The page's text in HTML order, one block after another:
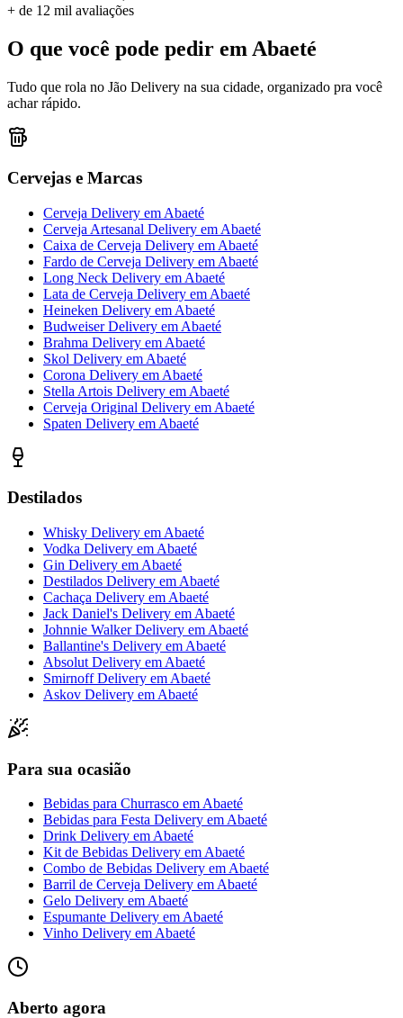
+ de 12 mil avaliações
O que você pode pedir emAbaeté
Tudo que rola no Jão Delivery na sua cidade, organizado pra você
achar rápido.
Cervejas e Marcas
Cerveja Delivery em Abaeté
Cerveja Artesanal Delivery em Abaeté
Caixa de Cerveja Delivery em Abaeté
Fardo de Cerveja Delivery em Abaeté
Long Neck Delivery em Abaeté
Lata de Cerveja Delivery em Abaeté
Heineken Delivery em Abaeté
Budweiser Delivery em Abaeté
Brahma Delivery em Abaeté
Skol Delivery em Abaeté
Corona Delivery em Abaeté
Stella Artois Delivery em Abaeté
Cerveja Original Delivery em Abaeté
Spaten Delivery em Abaeté
Destilados
Whisky Delivery em Abaeté
Vodka Delivery em Abaeté
Gin Delivery em Abaeté
Destilados Delivery em Abaeté
Cachaça Delivery em Abaeté
Jack Daniel's Delivery em Abaeté
Johnnie Walker Delivery em Abaeté
Ballantine's Delivery em Abaeté
Absolut Delivery em Abaeté
Smirnoff Delivery em Abaeté
Askov Delivery em Abaeté
Para sua ocasião
Bebidas para Churrasco emAbaeté
Bebidas para Festa Delivery emAbaeté
Drink Delivery emAbaeté
Kit de Bebidas Delivery emAbaeté
Combo de Bebidas Delivery emAbaeté
Barril de Cerveja Delivery emAbaeté
Gelo Delivery emAbaeté
Espumante Delivery emAbaeté
Vinho Delivery emAbaeté
Aberto agora